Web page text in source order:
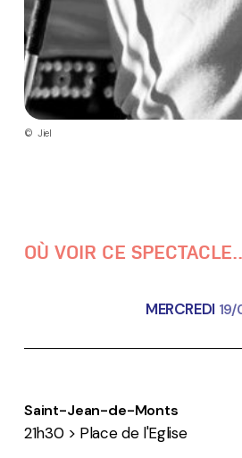
© Jiel
OÙ VOIR CE
MERCREDI 19/
Saint-Jean-de-Monts
21h30 > Place de l'Eglise